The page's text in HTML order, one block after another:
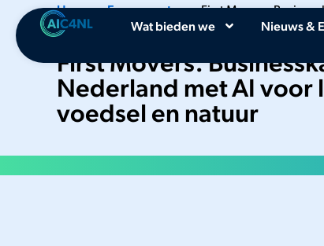
Wat bieden we Nieuws &
Home•Evenementen•First Movers:
voor landbouw, voedsel en natuur
First Movers:
Nederland met AI voor
voedsel en natuur